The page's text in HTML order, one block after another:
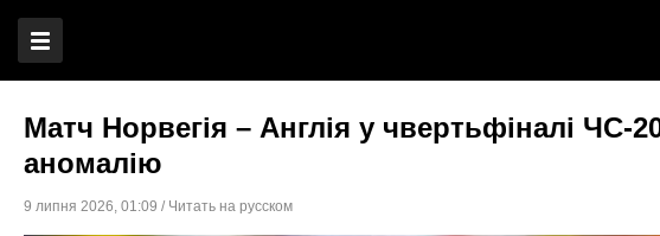
Матч Норвегія – Англія у чвертьфіналі
аномалію
9 липня 2026, 01:09 / Читать на русском